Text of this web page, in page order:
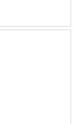
de corte
no preço,